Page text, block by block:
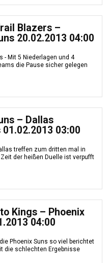
Blazers –
20.02.2013 04:00
- Mit 5 Niederlagen und 4
die Pause sicher gelegen
– Dallas
03:00
treffen zum dritten mal in
der heißen Duelle ist verpufft
Kings – Phoenix
04:00
Phoenix Suns so viel berichtet
die schlechten Ergebnisse